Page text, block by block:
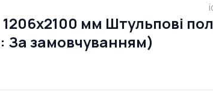
мм Штульпові
За замовчуванням)